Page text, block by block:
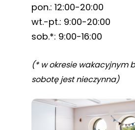
pon.: 12:00-20:00
wt.-pt.: 9:00-20:00
sob.*: 9:00-16:00
(* w okresie wakacyjnym
sobotę jest nieczynna)